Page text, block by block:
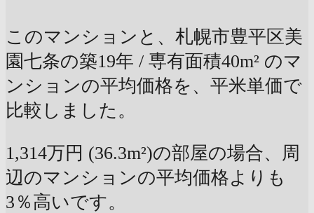
このマンションと、札幌市豊平区美
園七条の築19年 / 専有面積40m² のマ
ンションの平均価格を、平米単価で
比較しました。
1,314万円 (36.3m²)の部屋の場合、周
辺のマンションの平均価格よりも
3％高いです。